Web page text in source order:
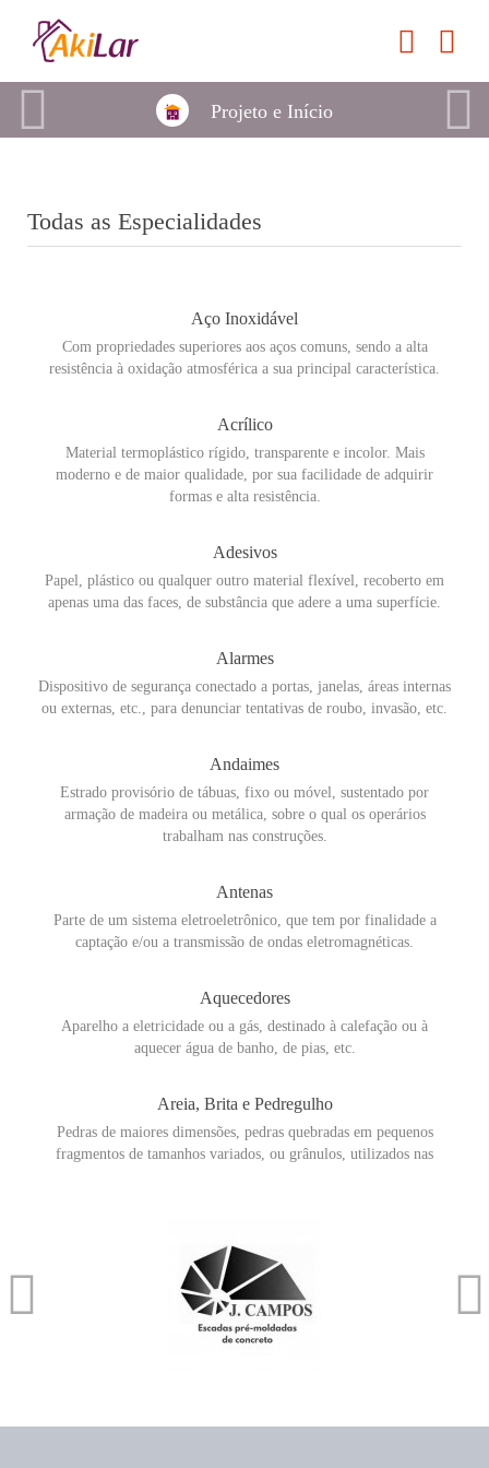
Projeto e Início
Todas as Especialidades
Aço Inoxidável
Com propriedades superiores aos aços comuns, sendo a alta
resistência à oxidação atmosférica a sua principal característica.
Acrílico
Material termoplástico rígido, transparente e incolor. Mais
moderno e de maior qualidade, por sua facilidade de adquirir
formas e alta resistência.
Adesivos
Papel, plástico ou qualquer outro material flexível, recoberto em
apenas uma das faces, de substância que adere a uma superfície.
Alarmes
Dispositivo de segurança conectado a portas, janelas, áreas internas
ou externas, etc., para denunciar tentativas de roubo, invasão, etc.
Andaimes
Estrado provisório de tábuas, fixo ou móvel, sustentado por
armação de madeira ou metálica, sobre o qual os operários
trabalham nas construções.
Antenas
Parte de um sistema eletroeletrônico, que tem por finalidade a
captação e/ou a transmissão de ondas eletromagnéticas.
Aquecedores
Aparelho a eletricidade ou a gás, destinado à calefação ou à
aquecer água de banho, de pias, etc.
Areia, Brita e Pedregulho
Pedras de maiores dimensões, pedras quebradas em pequenos
fragmentos de tamanhos variados, ou grânulos, utilizados nas
Profissional que projeta e idealiza os espaços para os mais diversos
usos humanos. O urbanista planeja e organiza o crescimento de
cidades e bairros.
mobiliário urbano.